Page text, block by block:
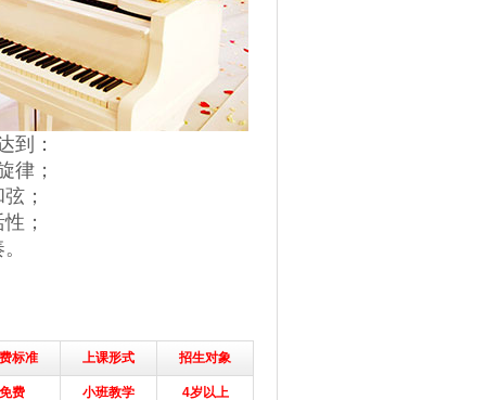
：
；
；
；
标准 上课形式 招生对象
免费 小班教学 4岁以上